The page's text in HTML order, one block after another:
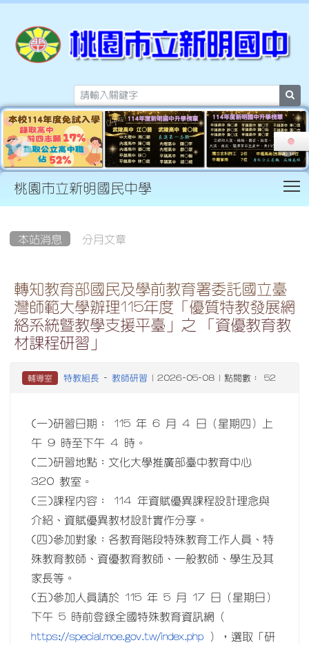
桃園市立新明國民中學
本站消息 分月文章
轉知教育部國民及學前教育署委託國立臺
灣師範大學辦理115年度「優質特教發展網
絡系統暨教學支援平臺」之 「資優教育教
材課程研習」
輔導室 特教組長 - 教師研習 | 2026-05-08 | 點閱數： 52
(一)研習日期： 115 年 6 月 4 日（星期四）上
午 9 時至下午 4 時。
(二)研習地點：文化大學推廣部臺中教育中心
320 教室。
(三)課程內容： 114 年資賦優異課程設計理念與
介紹、資賦優異教材設計實作分享。
(四)參加對象：各教育階段特殊教育工作人員、特
殊教育教師、資優教育教師、一般教師、學生及其
家長等。
(五)參加人員請於 115 年 5 月 17 日（星期日）
下午 5 時前登錄全國特殊教育資訊網（
https://special.moe.gov.tw/index.php ），選取「研